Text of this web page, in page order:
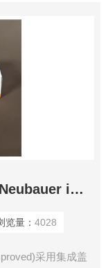
Hemacytometer-Disposable(Neubauer improved)
览量： 4028
采用集成盖